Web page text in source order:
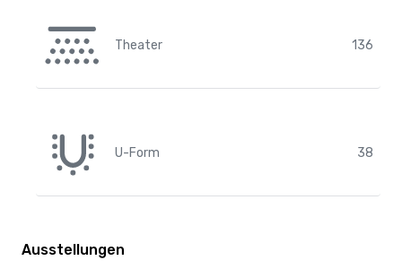
Theater 136
U-Form 38
Ausstellungen